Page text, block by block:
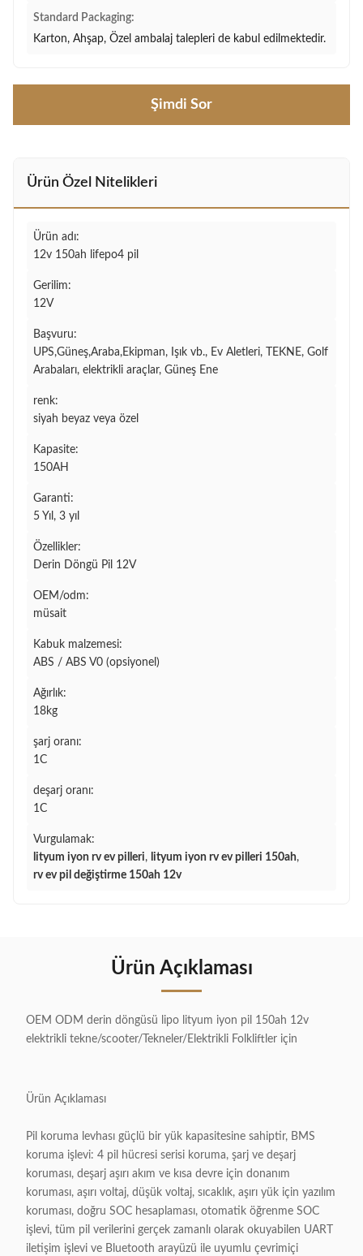
Standard Packaging:
Karton, Ahşap, Özel ambalaj talepleri de kabul edilmektedir.
Şimdi Sor
Ürün Özel Nitelikleri
Ürün adı:
12v 150ah lifepo4 pil
Gerilim:
12V
Başvuru:
UPS,Güneş,Araba,Ekipman, Işık vb., Ev Aletleri, TEKNE, Golf
Arabaları, elektrikli araçlar, Güneş Ene
renk:
siyah beyaz veya özel
Kapasite:
150AH
Garanti:
5 Yıl, 3 yıl
Özellikler:
Derin Döngü Pil 12V
OEM/odm:
müsait
Kabuk malzemesi:
ABS / ABS V0 (opsiyonel)
Ağırlık:
18kg
şarj oranı:
1C
deşarj oranı:
1C
Vurgulamak:
lityum iyon rv ev pilleri, lityum iyon rv ev pilleri 150ah,
rv ev pil değiştirme 150ah 12v
Ürün Açıklaması
OEM ODM derin döngüsü lipo lityum iyon pil 150ah 12v
elektrikli tekne/scooter/Tekneler/Elektrikli Folkliftler için
Ürün Açıklaması
Pil koruma levhası güçlü bir yük kapasitesine sahiptir, BMS
koruma işlevi: 4 pil hücresi serisi koruma, şarj ve deşarj
koruması, deşarj aşırı akım ve kısa devre için donanım
koruması, aşırı voltaj, düşük voltaj, sıcaklık, aşırı yük için yazılım
koruması, doğru SOC hesaplaması, otomatik öğrenme SOC
işlevi, tüm pil verilerini gerçek zamanlı olarak okuyabilen UART
iletişim işlevi ve Bluetooth arayüzü ile uyumlu çevrimiçi